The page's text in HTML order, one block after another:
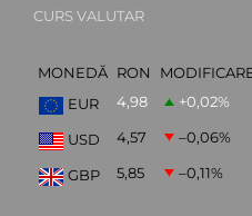
CURS VALUTAR
MONEDĂ RON
EUR
4,98 +0,02%
USD 4,57 –0,06%
GBP 5,85 –0,11%